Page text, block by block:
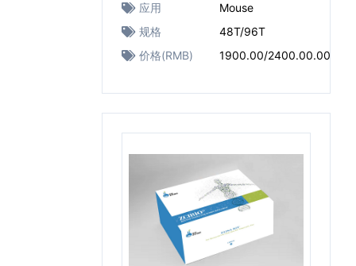
应用
Mouse
规格
48T/96T
价格(RMB)
1900.00/2400.00.00